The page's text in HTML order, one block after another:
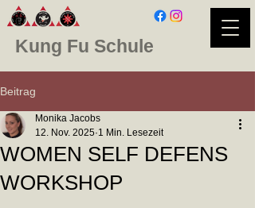
Kung Fu Schule
Beitrag
WOMEN SELF DEFENS
WORKSHOP
Monika Jacobs
12. Nov. 2025 1 Min. Lesezeit